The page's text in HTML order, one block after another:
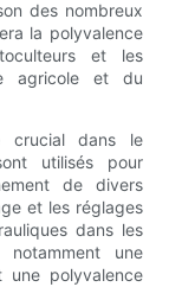
des nombreux
la polyvalence
et les
agricole et du
crucial dans le
utilisés pour
de divers
et les réglages
dans les
notamment une
une polyvalence